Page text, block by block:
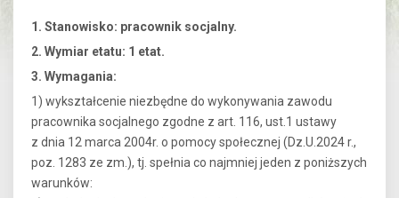
1. Stanowisko: pracownik socjalny.
2. Wymiar etatu: 1 etat.
3. Wymagania:
1) wykształcenie niezbędne do wykonywania zawodu
pracownika socjalnego zgodne z art. 116, ust.1 ustawy
z dnia 12 marca 2004r. o pomocy społecznej (Dz.U.2024 r.,
poz. 1283 ze zm.), tj. spełnia co najmniej jeden z poniższych
warunków: